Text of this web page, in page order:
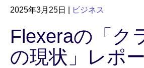
トピック
ビジネス
テクニカル
2025年3月25日 ビジネス
Flexeraの「ク
の現状」レポ